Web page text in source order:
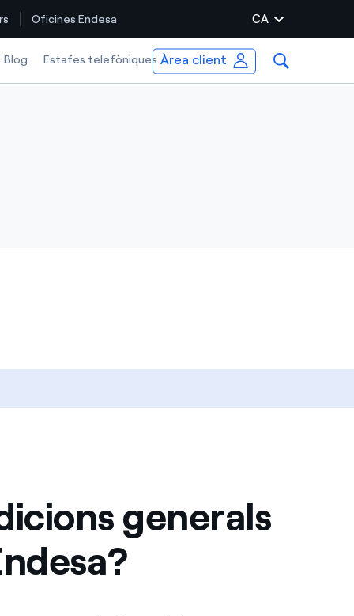
Oficines Endesa CA
Blog Estafes telefòniques Àrea client
generals